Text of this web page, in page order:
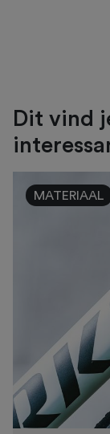
Dit vind
MATERIAAL